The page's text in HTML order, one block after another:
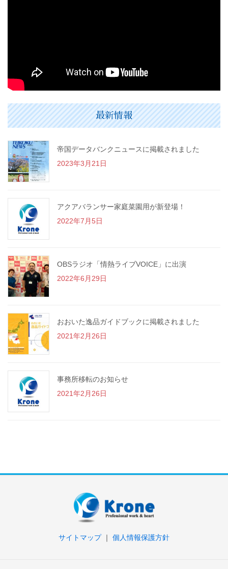
最新情報
帝国データバンクニュースに掲載されました
2023年3月21日
アクアバランサー家庭菜園用が新登場！
2022年7月5日
OBSラジオ「情熱ライブVOICE」に出演
2022年6月29日
おおいた逸品ガイドブックに掲載されました
2021年2月26日
事務所移転のお知らせ
2021年2月26日
サイトマップ｜ 個人情報保護方針